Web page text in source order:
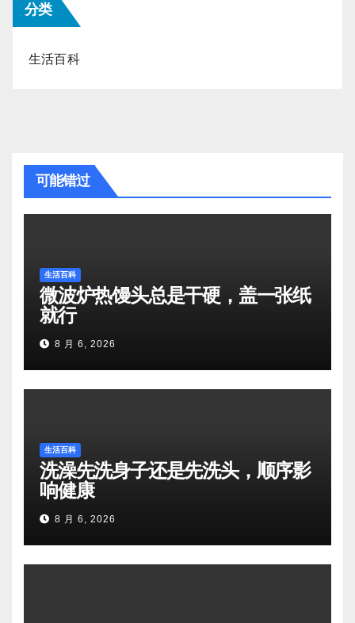
分类
生活百科
可能错过
生活百科
微波炉热馒头总是干硬，盖一张纸
就行
8 月 6, 2026
生活百科
洗澡先洗身子还是先洗头，顺序影
响健康
8 月 6, 2026